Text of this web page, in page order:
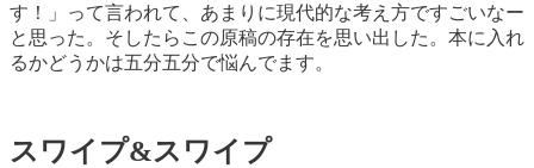
す！」って言われて、あまりに現代的な考え方ですごいなー
と思った。そしたらこの原稿の存在を思い出した。本に入れ
るかどうかは五分五分で悩んでます。
スワイプ&スワイプ